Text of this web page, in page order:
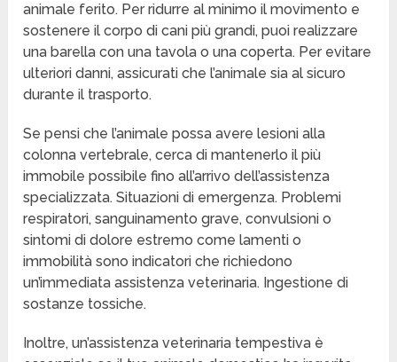
animale ferito. Per ridurre al minimo il movimento e
sostenere il corpo di cani più grandi, puoi realizzare
una barella con una tavola o una coperta. Per evitare
ulteriori danni, assicurati che l’animale sia al sicuro
durante il trasporto.
Se pensi che l’animale possa avere lesioni alla
colonna vertebrale, cerca di mantenerlo il più
immobile possibile fino all’arrivo dell’assistenza
specializzata. Situazioni di emergenza. Problemi
respiratori, sanguinamento grave, convulsioni o
sintomi di dolore estremo come lamenti o
immobilità sono indicatori che richiedono
un’immediata assistenza veterinaria. Ingestione di
sostanze tossiche.
Inoltre, un’assistenza veterinaria tempestiva è